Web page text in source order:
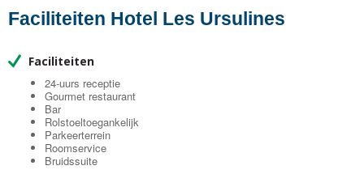
Faciliteiten Hotel Les Ursulines
Faciliteiten
24-uurs receptie
Gourmet restaurant
Bar
Rolstoeltoegankelijk
Parkeerterrein
Roomservice
Bruidssuite